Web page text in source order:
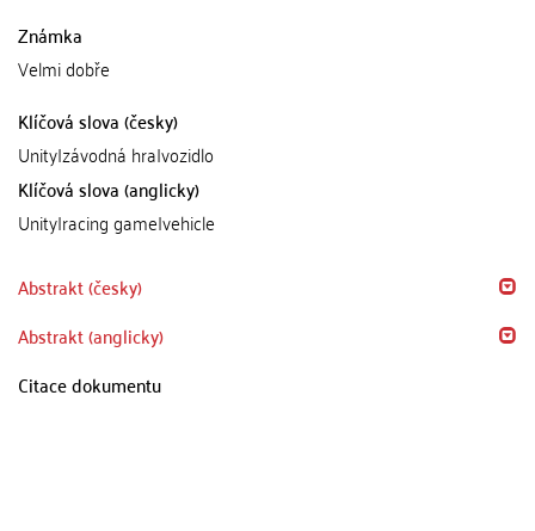
Známka
Velmi dobře
Klíčová slova (česky)
Unity|závodná hra|vozidlo
Klíčová slova (anglicky)
Unity|racing game|vehicle
Abstrakt (česky)
Abstrakt (anglicky)
Citace dokumentu